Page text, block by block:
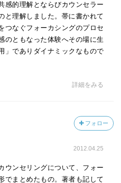
感的理解とならびカウンセラー
と理解しました。帯に書かれて
つなぐフォーカシングのプロセ
のともなった体験へその場に生
」でありダイナミックなもので
詳細をみる
フォロー
2012.04.25
ウンセリングについて、フォー
でまとめたもの。著者も記して